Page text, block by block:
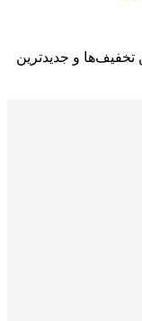
تخفیف‌ها و جدیدترین